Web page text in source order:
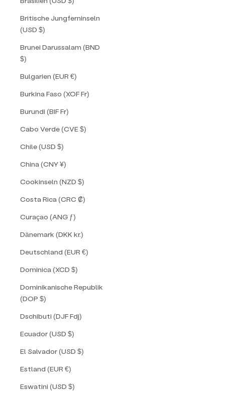
Britische Jungferninseln
(USD $)
Brunei Darussalam (BND
$)
Bulgarien (EUR €)
Burkina Faso (XOF Fr)
Burundi (BIF Fr)
Cabo Verde (CVE $)
Chile (USD $)
China (CNY ¥)
Cookinseln (NZD $)
Costa Rica (CRC ₡)
Curaçao (ANG ƒ)
Dänemark (DKK kr.)
Deutschland (EUR €)
Dominica (XCD $)
Dominikanische Republik
(DOP $)
Dschibuti (DJF Fdj)
Ecuador (USD $)
El Salvador (USD $)
Estland (EUR €)
Eswatini (USD $)